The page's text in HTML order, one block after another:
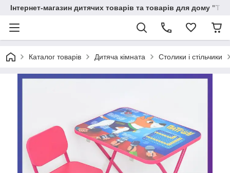
Інтернет-магазин дитячих товарів та товарів для дому
Каталог товарів Дитяча кімната Столики і стільчики